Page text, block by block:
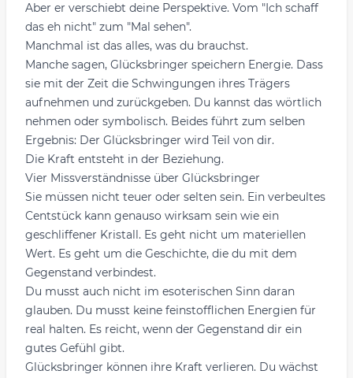
Aber er verschiebt deine Perspektive. Vom "Ich schaff
das eh nicht" zum "Mal sehen".
Manchmal ist das alles, was du brauchst.
Manche sagen, Glücksbringer speichern Energie. Dass
sie mit der Zeit die Schwingungen ihres Trägers
aufnehmen und zurückgeben. Du kannst das wörtlich
nehmen oder symbolisch. Beides führt zum selben
Ergebnis: Der Glücksbringer wird Teil von dir.
Die Kraft entsteht in der Beziehung.
Vier Missverständnisse über Glücksbringer
Sie müssen nicht teuer oder selten sein. Ein verbeultes
Centstück kann genauso wirksam sein wie ein
geschliffener Kristall. Es geht nicht um materiellen
Wert. Es geht um die Geschichte, die du mit dem
Gegenstand verbindest.
Du musst auch nicht im esoterischen Sinn daran
glauben. Du musst keine feinstofflichen Energien für
real halten. Es reicht, wenn der Gegenstand dir ein
gutes Gefühl gibt.
Glücksbringer können ihre Kraft verlieren. Du wächst